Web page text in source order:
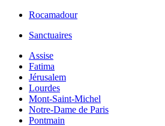
Rocamadour
Sanctuaires
Assise
Fatima
Jérusalem
Lourdes
Mont-Saint-Michel
Notre-Dame de Paris
Pontmain